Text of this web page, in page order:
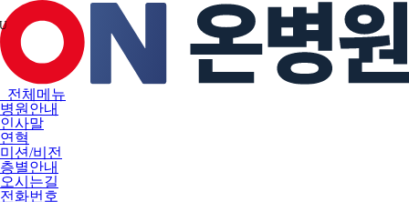
뉴
건
너
뛰
전체메뉴
병원안내
인사말
연혁
미션/비전
층별안내
오시는길
전화번호